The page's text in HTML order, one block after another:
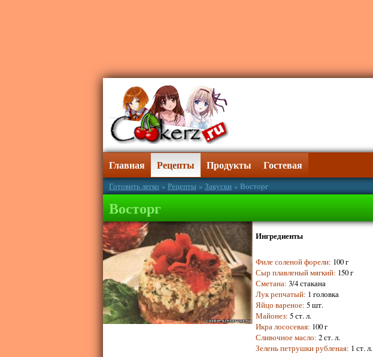
Главная Рецепты Продукты Гостевая
Готовить легко » Рецепты » Закуски » Восторг
Восторг
Ингредиенты
Филе соленой форели: 100 г
Сыр плавленый мягкий: 150 г
Сметана: 3/4 стакана
Лук репчатый: 1 головка
Яйцо вареное: 5 шт.
Майонез: 5 ст. л.
Икра лососевая: 100 г
Сливочное масло: 2 ст. л.
Зелень петрушки рубленая: 1 ст. л.